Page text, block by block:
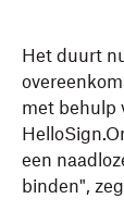
Het duurt
met behulp
een
binden",